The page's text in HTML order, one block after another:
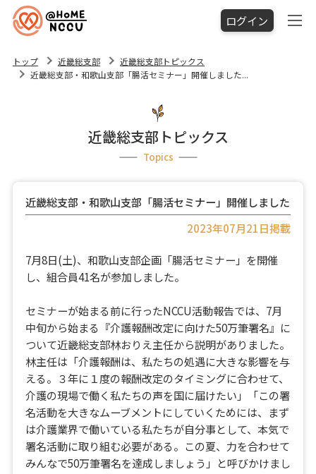
ログイン
トップ 近畿総支部
近畿総支部トピックス
近畿総支部・和歌山支部「腸活セミナー」開催しました...
近畿総支部トピックス
Topics
近畿総支部・和歌山支部「腸活セミナー」開催しました
2023年07月21日掲載
7月8日(土)、和歌山支部企画「腸活セミナー」を開催
し、組合員41名が参加しました。
セミナーが始まる前に行ったNCCU活動報告では、7月
中旬から始まる『介護報酬改定に向けた50万筆署名』に
ついて近畿総支部林おりえ主任から説明がありました。
林主任は「介護報酬は、私たちの処遇に大きな影響を与
える。３年に１度の報酬改定のタイミングに合わせて、
介護の現場で働く私たちの声を国に届けたい」「この署
名活動を大きなムーブメントにしていくためには、まず
は介護業界で働いている私たちが自分事として、本気で
署名活動に取り組む必要がある。この夏、力を合わせて
みんなで50万筆署名を達成しましょう」と呼びかけまし